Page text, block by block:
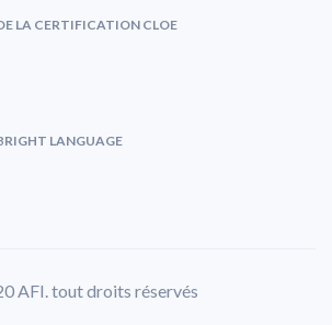
LA CERTIFICATION CLOE
LANGUAGE
AFI. tout droits réservés